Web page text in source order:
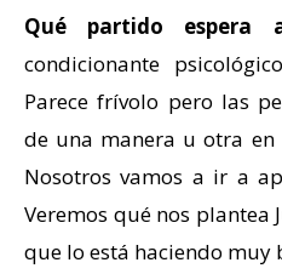
Qué partido espera
condicionante
Parece frívolo pero las
de una manera u otra en
Nosotros vamos a ir a
Veremos qué nos plantea
que lo está haciendo muy